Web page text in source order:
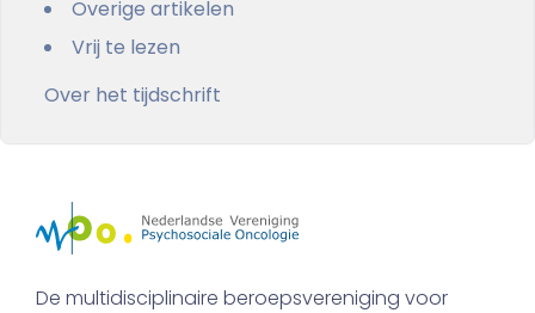
Overige artikelen
Vrij te lezen
Over het tijdschrift
De multidisciplinaire beroepsvereniging voor